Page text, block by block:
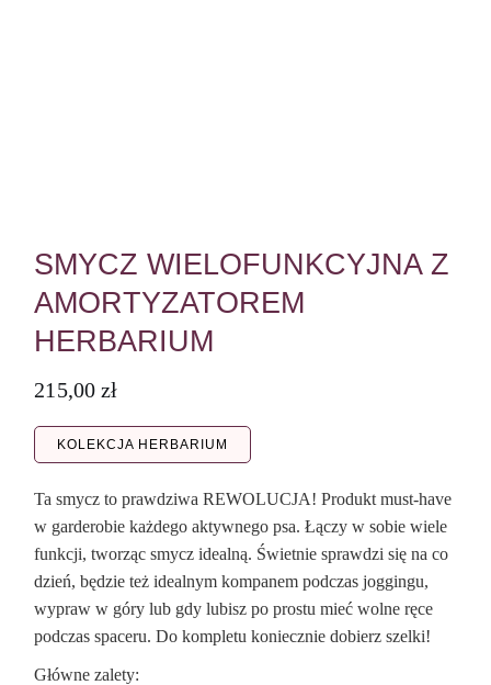
SMYCZ WIELOFUNKCYJNA Z
AMORTYZATOREM
HERBARIUM
215,00 zł
KOLEKCJA HERBARIUM
Ta smycz to prawdziwa REWOLUCJA! Produkt must-have
w garderobie każdego aktywnego psa. Łączy w sobie wiele
funkcji, tworząc smycz idealną. Świetnie sprawdzi się na co
dzień, będzie też idealnym kompanem podczas joggingu,
wypraw w góry lub gdy lubisz po prostu mieć wolne ręce
podczas spaceru. Do kompletu koniecznie dobierz szelki!
Główne zalety: